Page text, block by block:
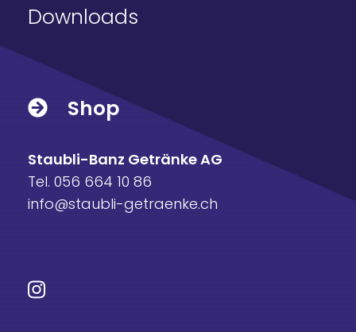
Downloads
Shop
Staubli-Banz Getränke AG
Tel. 056 664 10 86
info@staubli-getraenke.ch